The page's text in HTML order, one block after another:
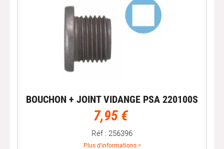
BOUCHON + JOINT VIDANGE PSA 220100S
7,95 €
Réf : 256396
Plus d'informations >